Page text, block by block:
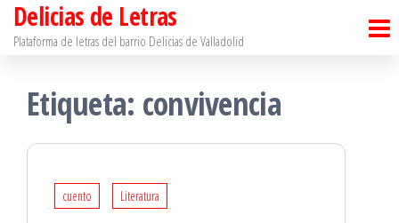
SaltarDelicias de Letras
Plataforma de letras del barrio Delicias de Valladolid
Etiqueta: convivencia
cuento Literatura